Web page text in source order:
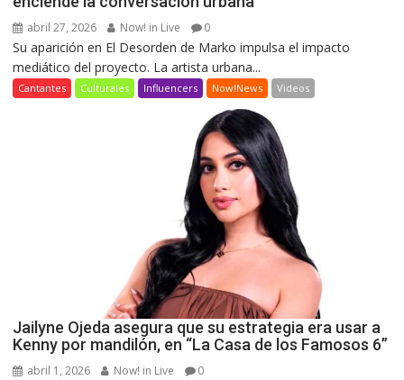
abril 27, 2026 Now! in Live 0
Su aparición en El Desorden de Marko impulsa el impacto
mediático del proyecto. La artista urbana...
Cantantes Culturales Influencers Now!News Videos
Jailyne Ojeda asegura que su estrategia era usar a
Kenny por mandilón, en “La Casa de los Famosos 6”
abril 1, 2026 Now! in Live 0